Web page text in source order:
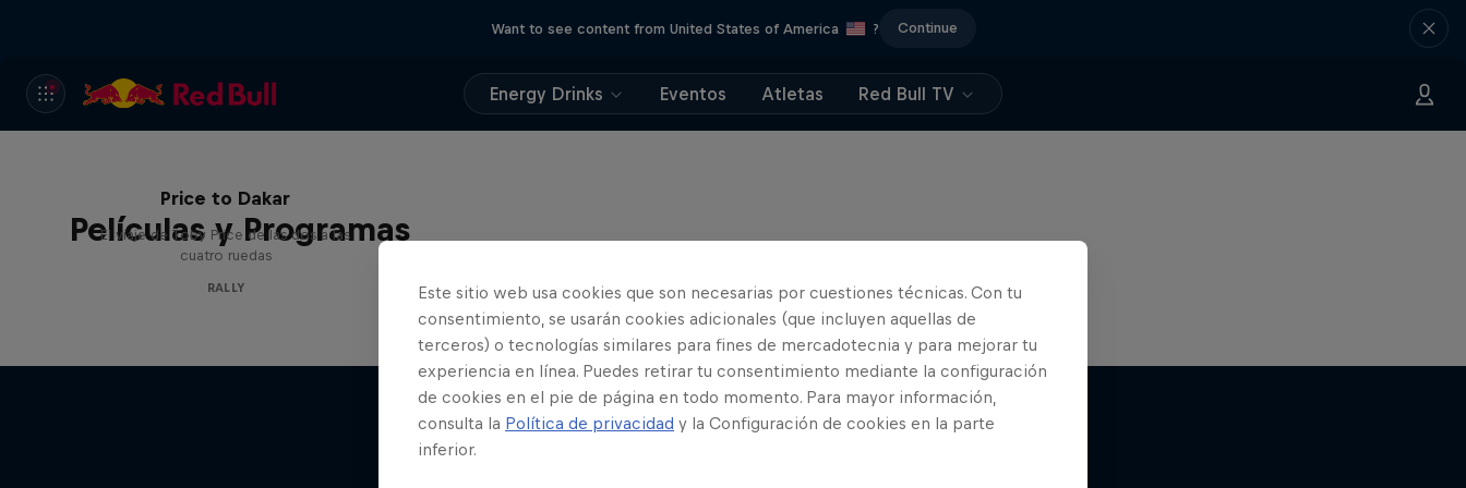
Want to see content from United States of America ? Continue
Energy Drinks Eventos Atletas Red Bull TV
Películas y Programas
Price to Dakar
El viaje de Toby Price de las dos a las
cuatro ruedas
RALLY
Este sitio web usa cookies que son necesarias por cuestiones técnicas. Con tu
consentimiento, se usarán cookies adicionales (que incluyen aquellas de
terceros) o tecnologías similares para fines de mercadotecnia y para mejorar tu
experiencia en línea. Puedes retirar tu consentimiento mediante la configuración
de cookies en el pie de página en todo momento. Para mayor información,
consulta la Política de privacidad y la Configuración de cookies en la parte
inferior.